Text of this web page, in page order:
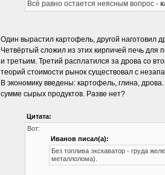
Всё равно остается неясным вопрос -
Один вырастил картофель, другой наготовил
Четвёртый сложил из этих кирпичей печь для
и третьим. Третий расплатился за дрова со
теорий стоимости рынок существовал с
В экономику введены: картофель, глина,
сумме сырых продуктов. Разве нет?
Цитата:
Вот:
Иванов писал(а):
Без топлива экскаватор - груда
металлолома).